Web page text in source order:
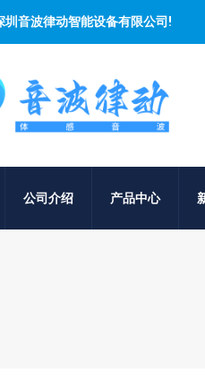
圳音波律动智能设备有限公司!
公司介绍 产品中心